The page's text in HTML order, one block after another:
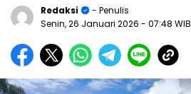
Redaksi
- Penulis
Senin, 26 Januari 2026 - 07:48 WIB